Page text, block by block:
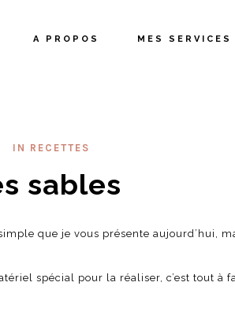
A PROPOS MES SERVICES
IN RECETTES
sables
que je vous présente aujourd’hui,
spécial pour la réaliser, c’est tout